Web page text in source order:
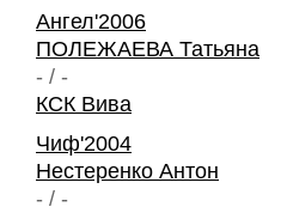
Ангел'2006
ПОЛЕЖАЕВА Татьяна
- / -
КСК Вива
Чиф'2004
Нестеренко Антон
- / -